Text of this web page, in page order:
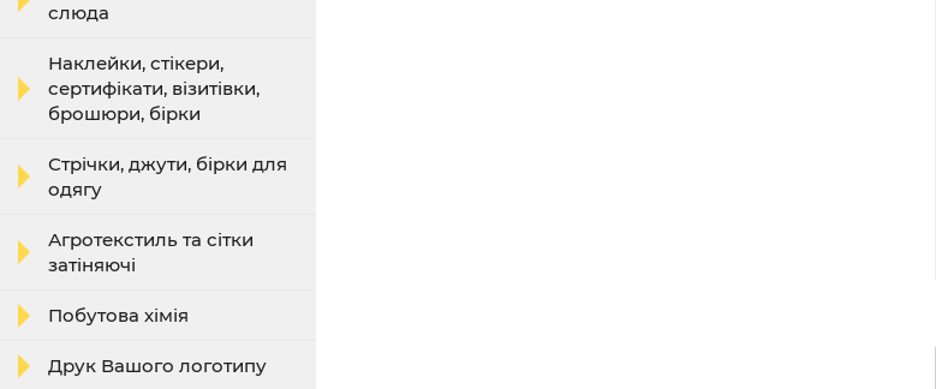
слюда
Наклейки, стікери,
сертифікати, візитівки,
брошюри, бірки
Стрічки, джути, бірки для
одягу
Агротекстиль та сітки
затіняючі
Побутова хімія
Друк Вашого логотипу